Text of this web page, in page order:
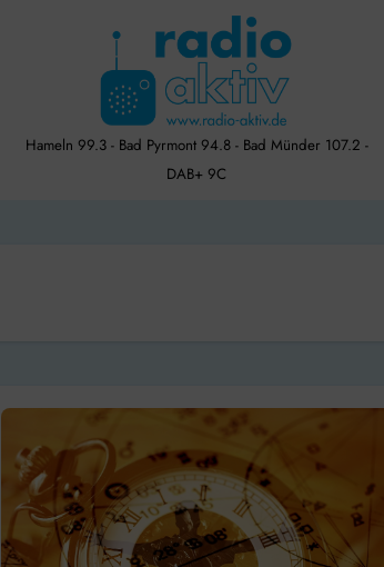
Hameln 99.3 - Bad Pyrmont 94.8 - Bad Münder 107.2 -
DAB+ 9C